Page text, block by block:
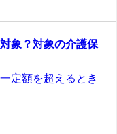
象？対象の介護保
定額を超えるとき